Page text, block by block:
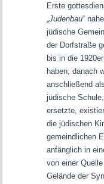
Erste
Judenbau“
jüdische
der Dorfstraße
bis in die
haben; danach
anschließend
jüdische
ersetzte,
die jüdischen
gemeindlichen
anfänglich in
von einer
Gelände der